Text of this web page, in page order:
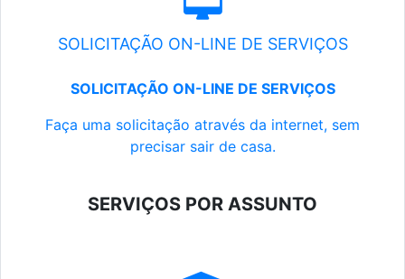
SOLICITAÇÃO ON-LINE DE SERVIÇOS
SOLICITAÇÃO ON-LINE DE SERVIÇOS
Faça uma solicitação através da internet, sem
precisar sair de casa.
SERVIÇOS POR ASSUNTO